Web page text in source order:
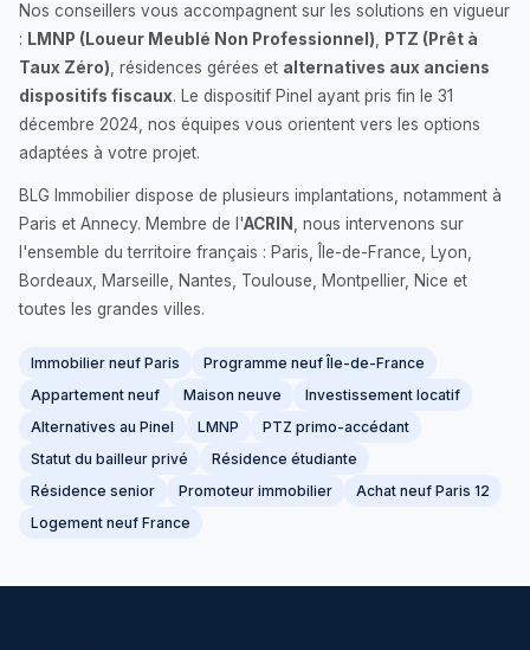
Nos conseillers vous accompagnent sur les solutions en vigueur
: LMNP (Loueur Meublé Non Professionnel)
PTZ (Prêt à
Taux Zéro) , résidences gérées et alternatives aux anciens
dispositifs fiscaux. Le dispositif Pinel ayant pris fin le 31
décembre 2024, nos équipes vous orientent vers les options
adaptées à votre projet.
BLG Immobilier dispose de plusieurs implantations, notamment à
Paris et Annecy. Membre de l'ACRIN
, nous intervenons sur
l'ensemble du territoire français : Paris, Île-de-France, Lyon,
Bordeaux, Marseille, Nantes, Toulouse, Montpellier, Nice et
toutes les grandes villes.
Immobilier neuf Paris
Programme neuf Île-de-France
Appartement neuf
Maison neuve
Investissement locatif
Alternatives au Pinel
LMNP
PTZ primo-accédant
Statut du bailleur privé
Résidence étudiante
Résidence senior
Promoteur immobilier
Achat neuf Paris 12
Logement neuf France